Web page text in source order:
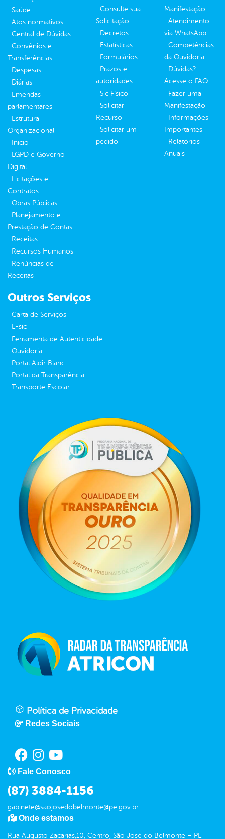
Saúde
Atos normativos
Central de Dúvidas
Convênios e
Transferências
Despesas
Diárias
Emendas
parlamentares
Estrutura
Organizacional
Inicio
LGPD e Governo
Digital
Licitações e
Contratos
Obras Públicas
Planejamento e
Prestação de Contas
Receitas
Recursos Humanos
Renúncias de
Receitas
Consulte sua
Solicitação
Decretos
Estatísticas
Formulários
Prazos e
autoridades
Sic Físico
Solicitar
Recurso
Solicitar um
pedido
Manifestação
Atendimento
via WhatsApp
Competências
da Ouvidoria
Dúvidas?
Acesse o FAQ
Fazer uma
Manifestação
Informações
Importantes
Relatórios
Anuais
Outros Serviços
Carta de Serviços
E-sic
Ferramenta de Autenticidade
Ouvidoria
Portal Aldir Blanc
Portal da Transparência
Transporte Escolar
Política de Privacidade
Redes Sociais
Fale Conosco
(87) 3884-1156
gabinete@saojosedobelmonte@pe.gov.br
Onde estamos
Rua Augusto Zacarias,10, Centro, São José do Belmonte – PE